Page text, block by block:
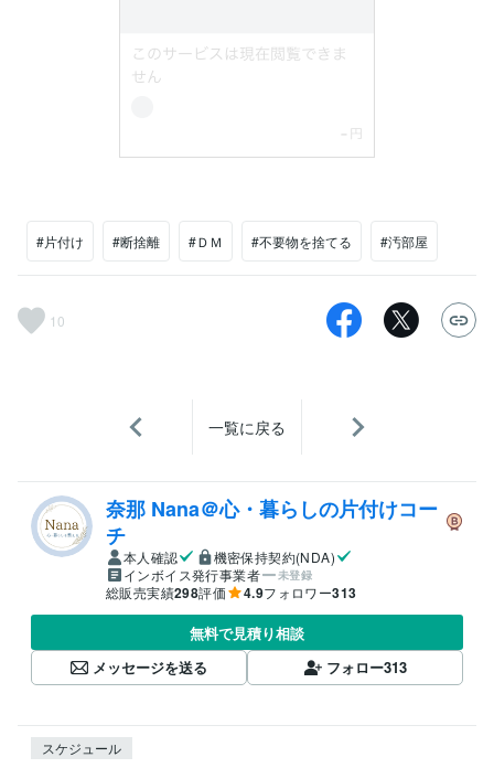
#片付け #断捨離 #ＤＭ #不要物を捨てる #汚部屋
10
一覧に戻る
奈那 Nana＠心・暮らしの片付けコー
チ
本人確認
機密保持契約(NDA)
インボイス発行事業者
未登録
総販売実績298評価 4.9フォロワー313
無料で見積り相談
メッセージを送る
フォロー313
スケジュール